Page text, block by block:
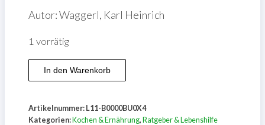
Autor: Waggerl, Karl Heinrich
1 vorrätig
Brot
Menge
In den Warenkorb
Artikelnummer: L11-B0000BU0X4
Kategorien:Kochen & Ernährung, Ratgeber & Lebenshilfe